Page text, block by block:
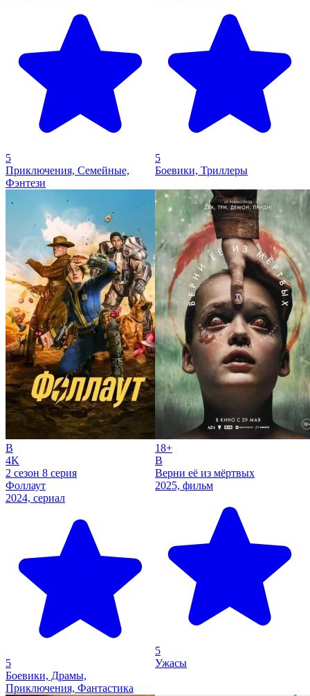
5
Приключения, Семейные,
Фэнтези
5
Боевики, Триллеры
B
4K
2 сезон 8 серия
Фоллаут
2024, сериал
5
Боевики, Драмы,
Приключения, Фантастика
18+
B
Верни её из мёртвых
2025, фильм
5
Ужасы